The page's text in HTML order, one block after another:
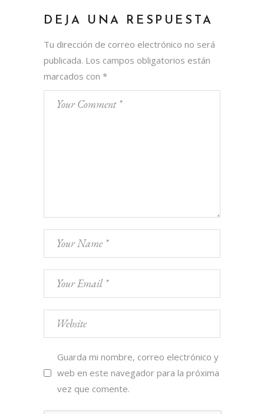
DEJA UNA RESPUESTA
Tu dirección de correo electrónico no será
publicada. Los campos obligatorios están
marcados con *
Guarda mi nombre, correo electrónico y
web en este navegador para la próxima
vez que comente.